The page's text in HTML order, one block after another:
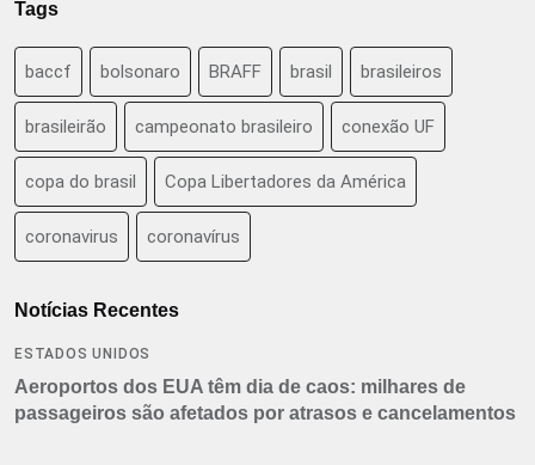
Tags
baccf bolsonaro BRAFF brasil brasileiros
brasileirão campeonato brasileiro conexão UF
copa do brasil Copa Libertadores da América
coronavirus coronavírus
Notícias Recentes
ESTADOS UNIDOS
Aeroportos dos EUA têm dia de caos: milhares de
passageiros são afetados por atrasos e cancelamentos